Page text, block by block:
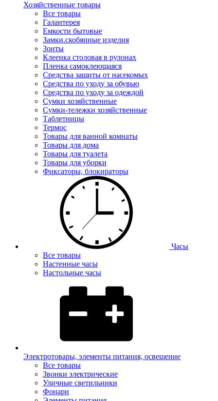
Хозяйственные товары
Все товары
Галантерея
Емкости бытовые
Замки.скобянные изделия
Зонты
Клеенка столовая в рулонах
Пленка самоклеющаяся
Средства защиты от насекомых
Средства по уходу за обувью
Средства по уходу за одеждой
Сумки хозяйственные
Сумки-тележки хозяйственные
Таблетницы
Термос
Товары для ванной комнаты
Товары для дома
Товары для туалета
Товары для уборки
Фиксаторы, блокираторы
Часы
Все товары
Настенные часы
Настольные часы
Электротовары, элементы питания, освещение
Все товары
Звонки электрические
Уличные светильники
Фонари